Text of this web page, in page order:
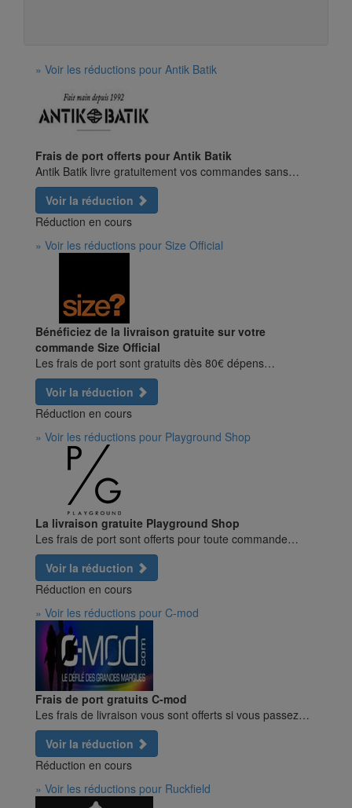
» Voir les réductions pour Antik Batik
Frais de port offerts pour Antik Batik
Antik Batik livre gratuitement vos commandes sans…
Voir la réduction
Réduction en cours
» Voir les réductions pour Size Official
Bénéficiez de la livraison gratuite sur votre
commande Size Official
Les frais de port sont gratuits dès 80€ dépens…
Voir la réduction
Réduction en cours
» Voir les réductions pour Playground Shop
La livraison gratuite Playground Shop
Les frais de port sont offerts pour toute commande…
Voir la réduction
Réduction en cours
» Voir les réductions pour C-mod
Frais de port gratuits C-mod
Les frais de livraison vous sont offerts si vous passez…
Voir la réduction
Réduction en cours
» Voir les réductions pour Ruckfield